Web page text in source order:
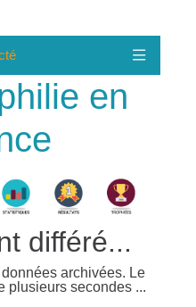
en
différé...
archivées. Le
plusieurs secondes ...